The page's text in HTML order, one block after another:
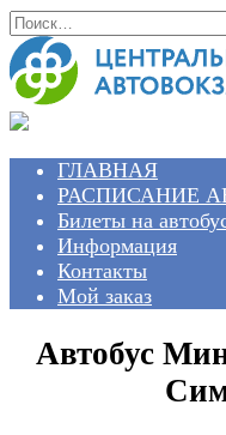
Перейти
к
содержанию
Search
for:
ГЛАВНАЯ
РАСПИСАНИЕ
Билеты на
Информация
Контакты
Мой заказ
Автобус